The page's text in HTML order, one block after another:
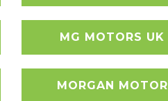
MG MOTORS UK
MORGAN MOTOR